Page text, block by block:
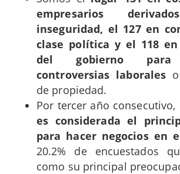
empresarios
inseguridad, el 127 en
clase política y el 118
del gobierno para
controversias laborales
de propiedad.
Por tercer año consecutivo,
es considerada el
para hacer negocios en
20.2% de encuestados
como su principal